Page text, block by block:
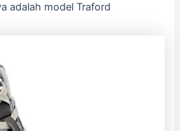
adalah model Traford